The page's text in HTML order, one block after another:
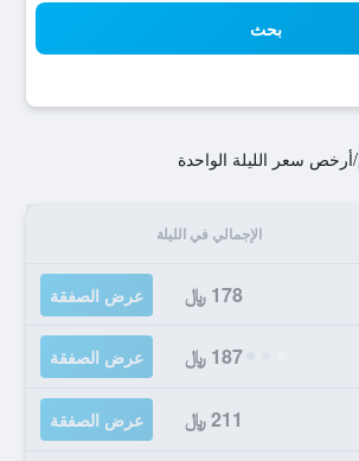
بحث
/أرخص سعر الليلة الواحدة
الإجمالي في الليلة
178 ﷼ عرض الصفقة
187 ﷼ عرض الصفقة
211 ﷼ عرض الصفقة